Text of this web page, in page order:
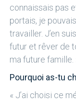
connaissais pas
portais, je
travailler. J’en
futur et rêver de
ma future famille.
Pourquoi as-tu
« J’ai choisi ce